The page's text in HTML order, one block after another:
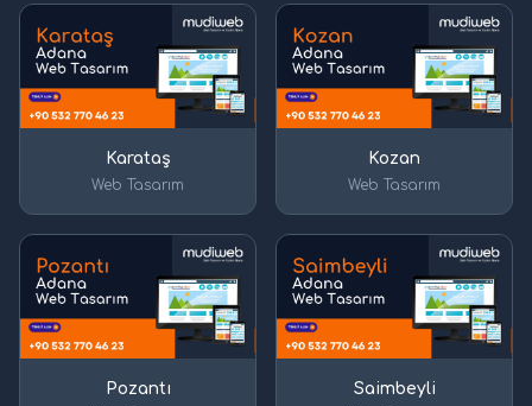
Karataş
Web Tasarım
Kozan
Web Tasarım
Pozantı Saimbeyli